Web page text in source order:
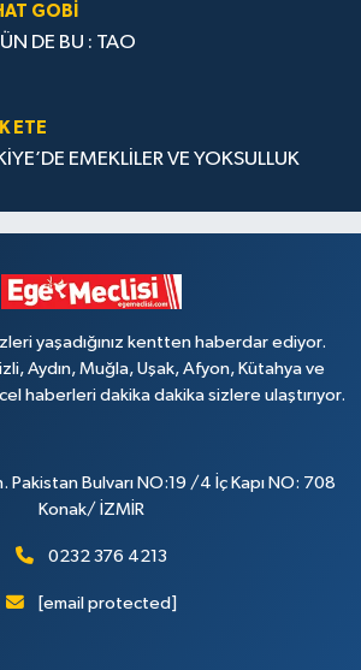
GOBİ
DE BU : TAO
ETE
EMEKLİLER VE YOKSULLUK
yaşadığınız kentten haberdar ediyor.
Aydın, Muğla, Uşak, Afyon, Kütahya ve
haberleri dakika dakika sizlere ulaştırıyor.
Pakistan Bulvarı NO:19 /4 İç Kapı NO: 708
Konak/ İZMİR
0232 376 4213
[email protected]